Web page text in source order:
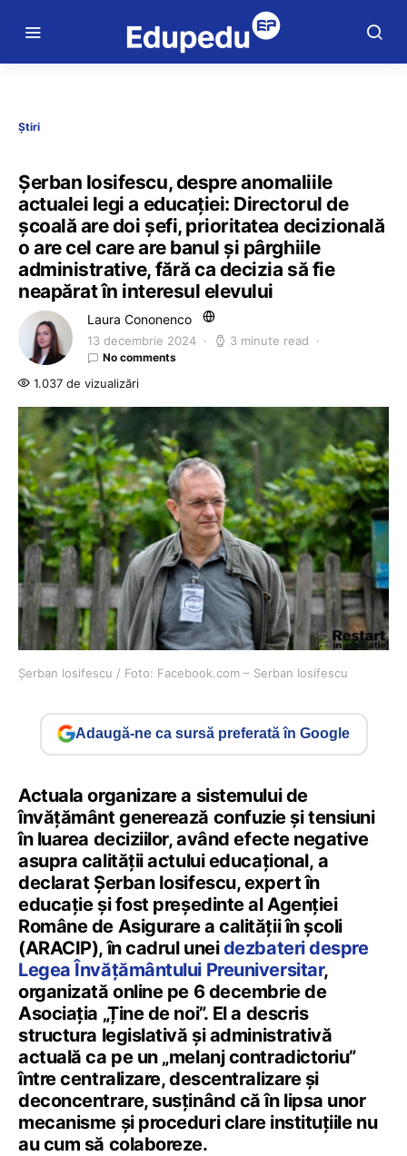
Știri
Șerban Iosifescu, despre anomaliile
actualei legi a educației: Directorul de
școală are doi șefi, prioritatea decizională
o are cel care are banul și pârghiile
administrative, fără ca decizia să fie
neapărat în interesul elevului
Laura Cononenco
13 decembrie 2024 3 minute read
No comments
1.037 de vizualizări
Șerban Iosifescu / Foto: Facebook.com – Serban Iosifescu
Adaugă-ne ca sursă preferată în Google
Actuala organizare a sistemului de
învățământ generează confuzie și tensiuni
în luarea deciziilor, având efecte negative
asupra calității actului educațional, a
declarat Șerban Iosifescu, expert în
educație și fost președinte al Agenției
Române de Asigurare a calității în școli
(ARACIP), în cadrul uneidezbateri despre
Legea Învățământului Preuniversitar,
organizată online pe 6 decembrie de
Asociația „Ține de noi”. El a descris
structura legislativă și administrativă
actuală ca pe un „melanj contradictoriu”
între centralizare, descentralizare și
deconcentrare, susținând că în lipsa unor
mecanisme și proceduri clare instituțiile nu
au cum să colaboreze.